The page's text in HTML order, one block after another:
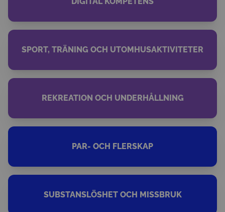
SPORT, TRÄNING OCH UTOMHUSAKTIVITETER
REKREATION OCH UNDERHÅLLNING
PAR- OCH FLERSKAP
SUBSTANSLÖSHET OCH MISSBRUK